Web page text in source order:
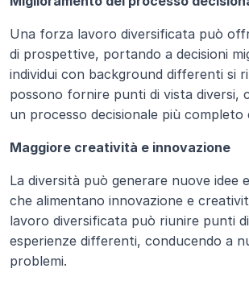
Una forza lavoro diversificata può
di prospettive, portando a decisioni
individui con background differenti si
possono fornire punti di vista diversi,
un processo decisionale più completo
Maggiore creatività e innovazione
La diversità può generare nuove idee
che alimentano innovazione e
lavoro diversificata può riunire punti
esperienze differenti, conducendo a
problemi.